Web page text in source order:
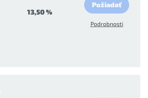
13,50 %
Požiadať
Podrobnosti